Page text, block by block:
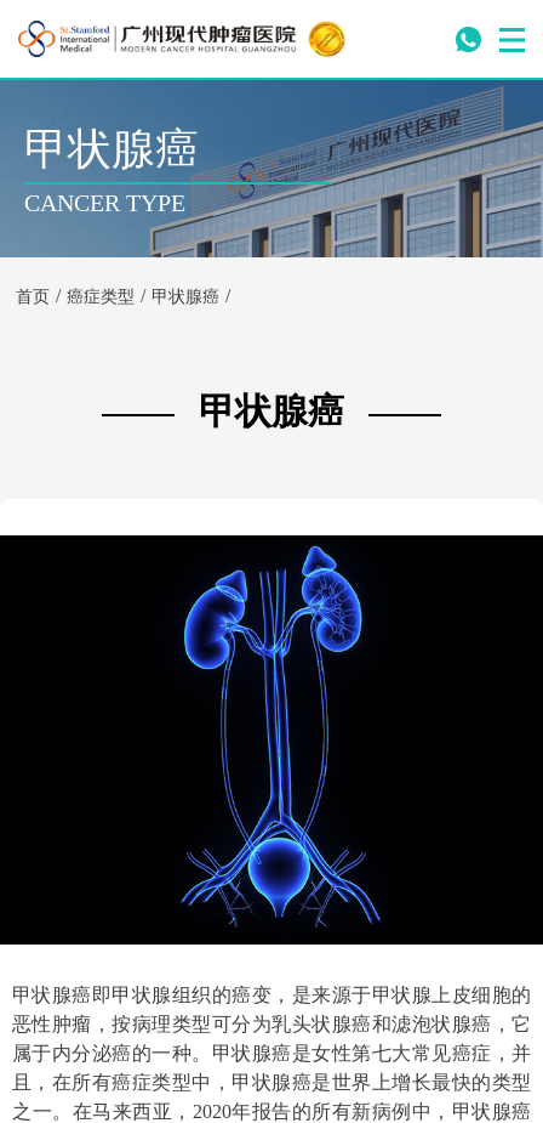
甲状腺癌
CANCER TYPE
首页 / 癌症类型 / 甲状腺癌 /
甲状腺癌
甲状腺癌即甲状腺组织的癌变，是来源于甲状腺上皮细胞的
恶性肿瘤，按病理类型可分为乳头状腺癌和滤泡状腺癌，它
属于内分泌癌的一种。甲状腺癌是女性第七大常见癌症，并
且，在所有癌症类型中，甲状腺癌是世界上增长最快的类型
之一。在马来西亚，2020年报告的所有新病例中，甲状腺癌